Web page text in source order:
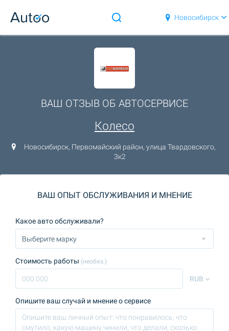
Новосибирск
ВАШ ОТЗЫВ ОБ АВТОСЕРВИСЕ
Колесо
Новосибирск, Первомайский район, улица Твардовского,
3к2
ВАШ ОПЫТ ОБСЛУЖИВАНИЯ И МНЕНИЕ
Какое авто обслуживали?
Стоимость работы (необяз.)
RUB
Опишите ваш случай и мнение о сервисе